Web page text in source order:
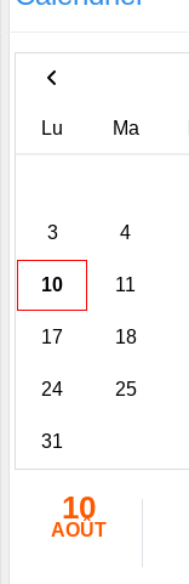
Lu Ma
3 4
10 11
17 18
24 25
31
10
AOÛT